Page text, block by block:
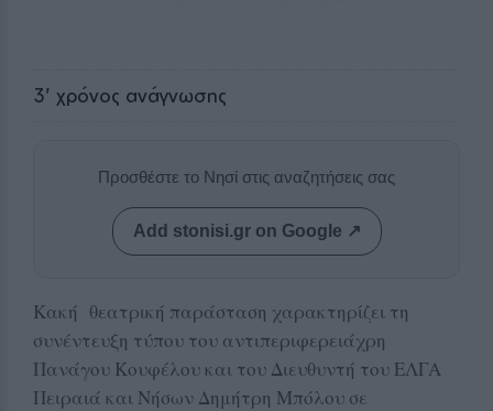
3' χρόνος ανάγνωσης
Προσθέστε το Νησί στις αναζητήσεις σας
Add stonisi.gr on Google ↗
Κακή θεατρική παράσταση χαρακτηρίζει τη
συνέντευξη τύπου του αντιπεριφερειάχρη
Πανάγου Κουφέλου και του Διευθυντή του ΕΛΓΑ
Πειραιά και Νήσων Δημήτρη Μπόλου σε